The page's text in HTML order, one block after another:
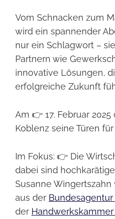
Vom Schnacken zum
wird ein spannender
nur ein Schlagwort –
Partnern wie
innovative Lösungen,
erfolgreiche Zukunft
Am 👉 17. Februar
Koblenz seine Türen
Im Fokus: 👉 Die
dabei sind
Susanne Wingertszahn
aus der
der